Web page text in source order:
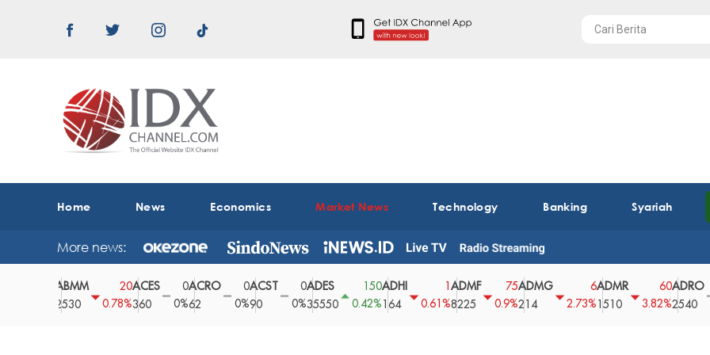
Home News Economics Market News Technology Banking Syariah
More news:
ABMM
0.78%
ACES
360
0
0%
ACRO
62
0
ACST
90
0
ADES
35550
0.42%
ADHI
164
0.61%
ADMF
8225
75
0.9%
ADMG
214
2.73%
ADMR
1510
3.82%
ADRO
2540
0
0%